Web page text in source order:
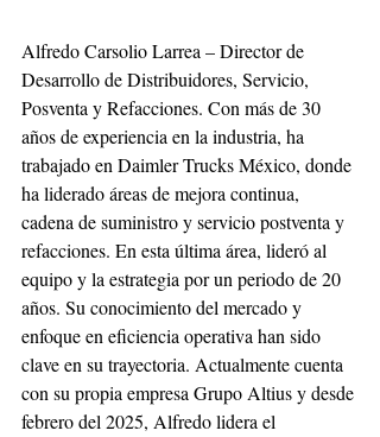
Alfredo Carsolio Larrea – Director de
Desarrollo de Distribuidores, Servicio,
Posventa y Refacciones. Con más de 30
años de experiencia en la industria, ha
trabajado en Daimler Trucks México, donde
ha liderado áreas de mejora continua,
cadena de suministro y servicio postventa y
refacciones. En esta última área, lideró al
equipo y la estrategia por un periodo de 20
años. Su conocimiento del mercado y
enfoque en eficiencia operativa han sido
clave en su trayectoria. Actualmente cuenta
con su propia empresa Grupo Altius y desde
febrero del 2025, Alfredo lidera el